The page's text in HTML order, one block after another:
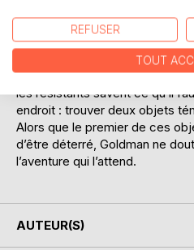
défier l’Atosphère, c’est parce
Cité Jumelle, un Eldorado, où
Grâce au manuscrit d’un
les résistants savent ce qu’il
endroit : trouver deux objets
Alors que le premier de ces
d’être déterré, Goldman ne
l’aventure qui l’attend.
AUTEUR(S)
REFUSER
TOUT